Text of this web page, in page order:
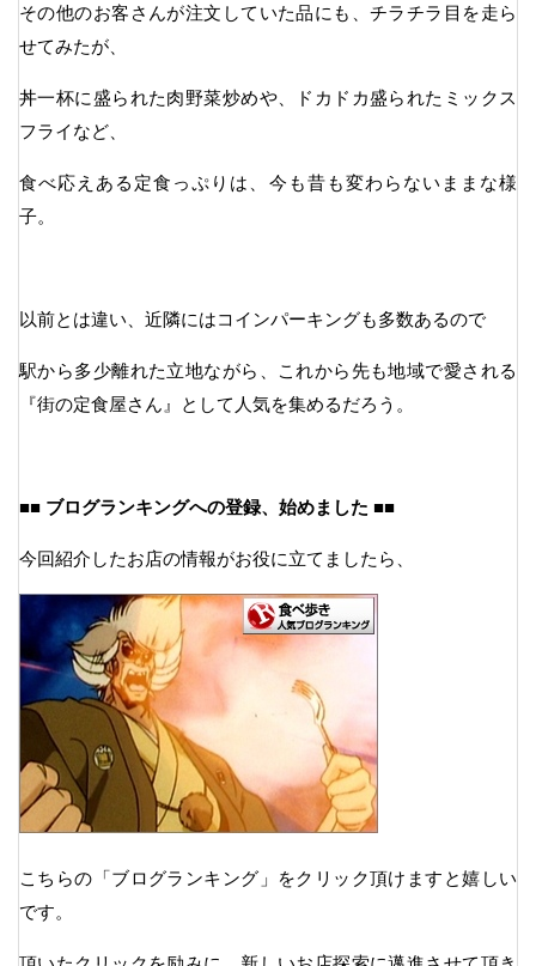
その他のお客さんが注文していた品にも、チラチラ目を走ら
せてみたが、
丼一杯に盛られた肉野菜炒めや、ドカドカ盛られたミックス
フライなど、
食べ応えある定食っぷりは、今も昔も変わらないままな様
子。
以前とは違い、近隣にはコインパーキングも多数あるので
駅から多少離れた立地ながら、これから先も地域で愛される
『街の定食屋さん』として人気を集めるだろう。
■■ ブログランキングへの登録、始めました ■■
今回紹介したお店の情報がお役に立てましたら、
こちらの「ブログランキング」をクリック頂けますと嬉しい
です。